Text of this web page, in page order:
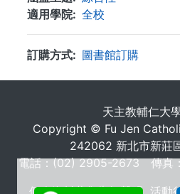
適用學院
全校
訂購方式
圖書館訂購
天主教輔仁大
Copyright © Fu Jen
242062 新北市新莊
電話：(02) 2905-2673 傳
個人資料蒐集告知聲明 活動